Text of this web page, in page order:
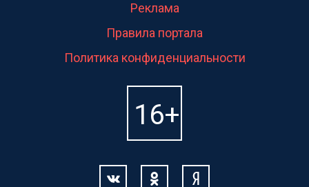
Реклама
Правила портала
Политика конфиденциальности